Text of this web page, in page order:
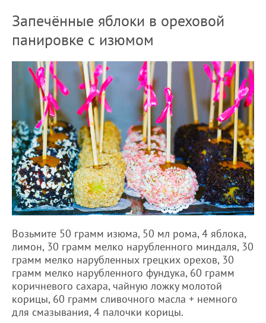
Запечённые яблоки в ореховой
панировке с изюмом
Возьмите 50 грамм изюма, 50 мл рома, 4 яблока,
лимон, 30 грамм мелко нарубленного миндаля, 30
грамм мелко нарубленных грецких орехов, 30
грамм мелко нарубленного фундука, 60 грамм
коричневого сахара, чайную ложку молотой
корицы, 60 грамм сливочного масла + немного
для смазывания, 4 палочки корицы.